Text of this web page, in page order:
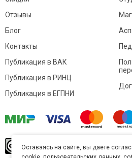
Отзывы
Блог
Контакты
Публикация в ВАК
Публикация в РИНЦ
Публикация в ЕГПНИ
произведение
Оставаясь на сайте, вы даете